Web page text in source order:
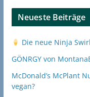
Neueste Beiträge
Die neue Ninja
GÖNRGY von
McDonald’s McPlant
vegan?